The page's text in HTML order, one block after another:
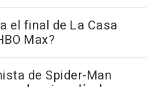
el final de La Casa
Max?
de Spider-Man